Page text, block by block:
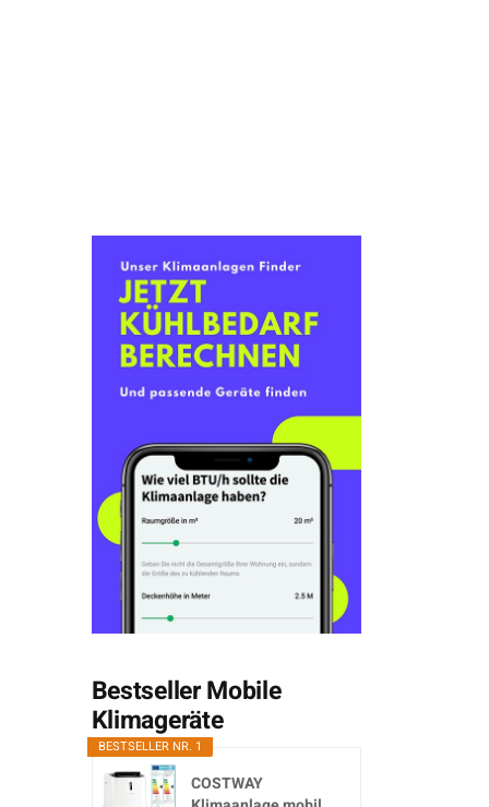
Bestseller Mobile
Klimageräte
BESTSELLER NR. 1
COSTWAY